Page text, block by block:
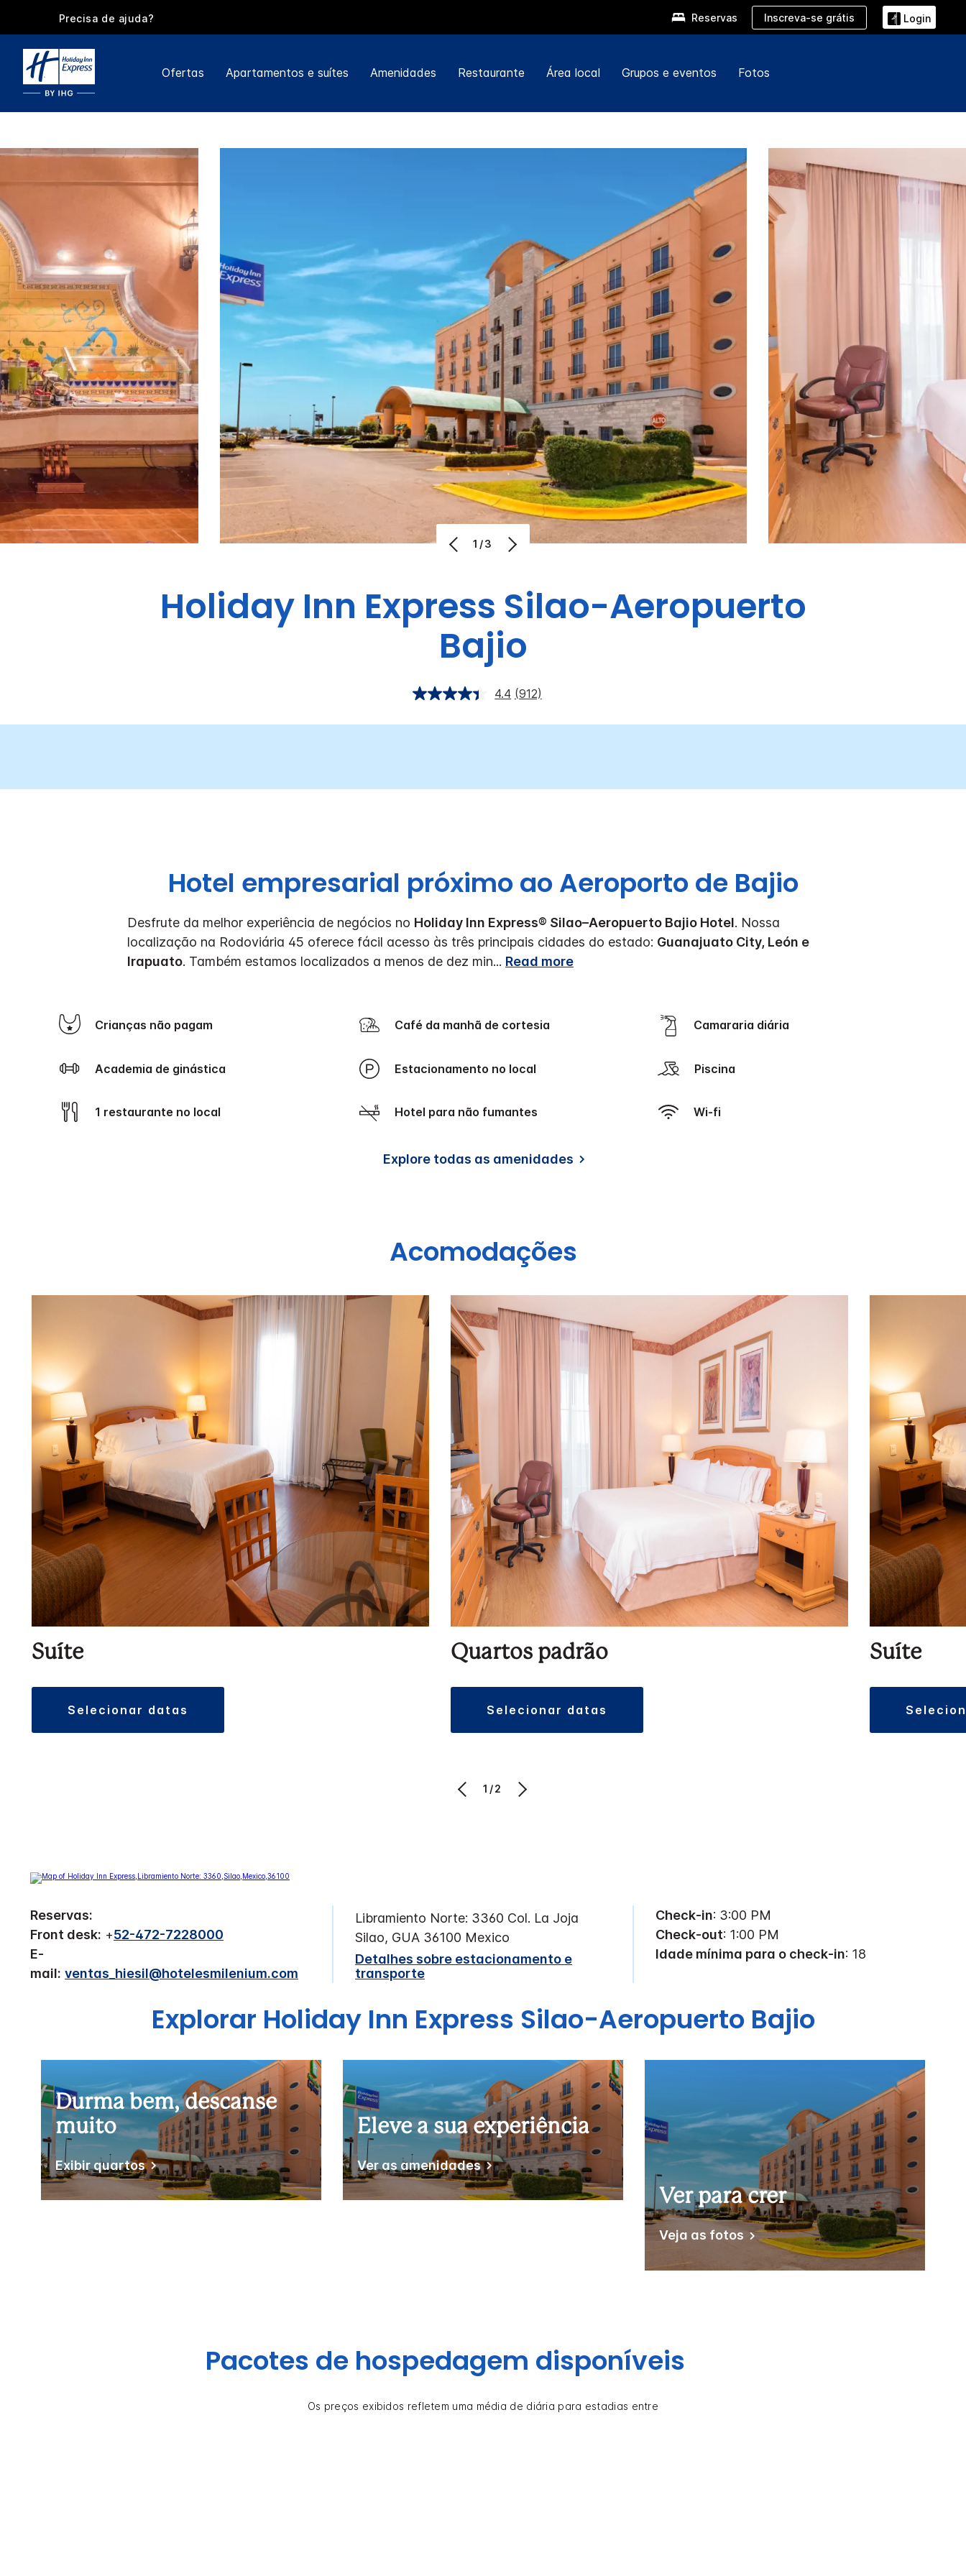
Precisa de ajuda? Reservas Inscreva-se grátis Login
Ofertas Apartamentos e suítes Amenidades Restaurante Área local Grupos e eventos Fotos
1/3
Holiday Inn Express Silao-Aeropuerto
Bajio
4.4 (912)
Hotel empresarial próximo ao Aeroporto de Bajio
Desfrute da melhor experiência de negócios no Holiday Inn Express® Silao–Aeropuerto Bajio Hotel. Nossa
localização na Rodoviária 45 oferece fácil acesso às três principais cidades do estado: Guanajuato City, León e
Irapuato. Também estamos localizados a menos de dez min... Read more
Crianças não pagam Café da manhã de cortesia Camararia diária
Academia de ginástica Estacionamento no local Piscina
1 restaurante no local Hotel para não fumantes Wi-fi
Explore todas as amenidades
Acomodações
Suíte
selecionar datas
Quartos padrão
selecionar datas
Suíte
1/2
Reservas:
Front desk: +52-472-7228000
E-
mail: ventas_hiesil@hotelesmilenium.com
Libramiento Norte: 3360 Col. La Joja
Silao, GUA 36100 Mexico
Detalhes sobre estacionamento e
transporte
Check-in: 3:00 PM
Check-out: 1:00 PM
Idade mínima para o check-in: 18
Explorar Holiday Inn Express Silao-Aeropuerto Bajio
Durma bem, descanse
muito
Exibir quartos
Eleve a sua experiência
Ver as amenidades
Ver para crer
Veja as fotos
Pacotes de hospedagem disponíveis
Os preços exibidos refletem uma média de diária para estadias entre